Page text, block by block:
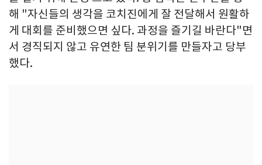
해 "자신들의 생각을 코치진에게 잘 전달해서 원활하
게 대회를 준비했으면 싶다. 과정을 즐기길 바란다"면
서 경직되지 않고 유연한 팀 분위기를 만들자고 당부
했다.